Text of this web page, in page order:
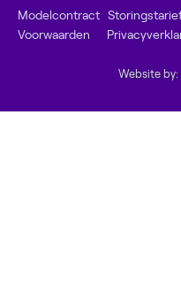
Modelcontract
Voorwaarden
Website